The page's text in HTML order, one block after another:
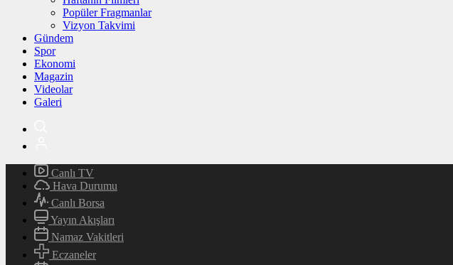
Popüler Fragmanlar
Vizyon Takvimi
Gündem
Spor
Ekonomi
Magazin
Videolar
Galeri
Canlı TV
Hava Durumu
Canlı Borsa
Yayın Akışları
Namaz Vakitleri
Eczaneler